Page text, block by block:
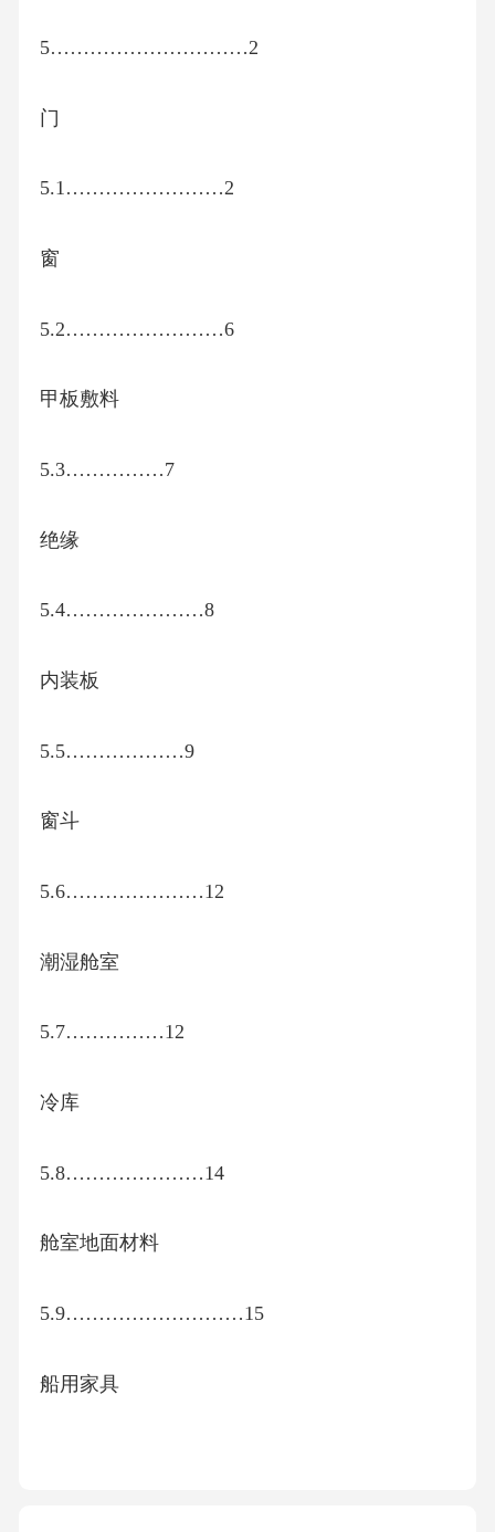
5…………………………2
门
5.1……………………2
窗
5.2……………………6
甲板敷料
5.3……………7
绝缘
5.4…………………8
内装板
5.5………………9
窗斗
5.6…………………12
潮湿舱室
5.7……………12
冷库
5.8…………………14
舱室地面材料
5.9………………………15
船用家具